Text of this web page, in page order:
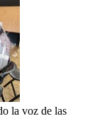
la voz de las